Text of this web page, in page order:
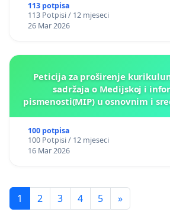
113 potpisa
113 Potpisi / 12 mjeseci
26 Mar 2026
Peticija za proširenje
sadržaja o Medijskoj i
pismenosti(MIP) u osnovnim i
100 potpisa
100 Potpisi / 12 mjeseci
16 Mar 2026
1 2 3 4 5 »